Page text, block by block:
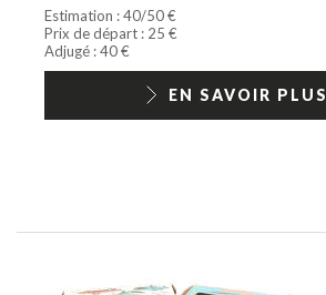
Estimation : 40/50 €
Prix de départ : 25 €
Adjugé : 40 €
EN SAVOIR PLUS